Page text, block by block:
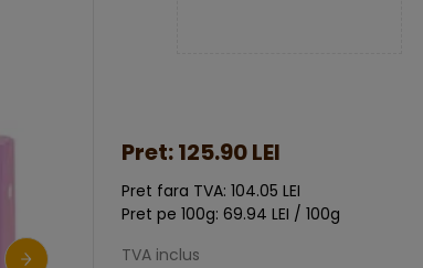
Pret:125.90 LEI
Pret fara TVA: 104.05 LEI
Pret pe 100g: 69.94 LEI / 100g
TVA inclus